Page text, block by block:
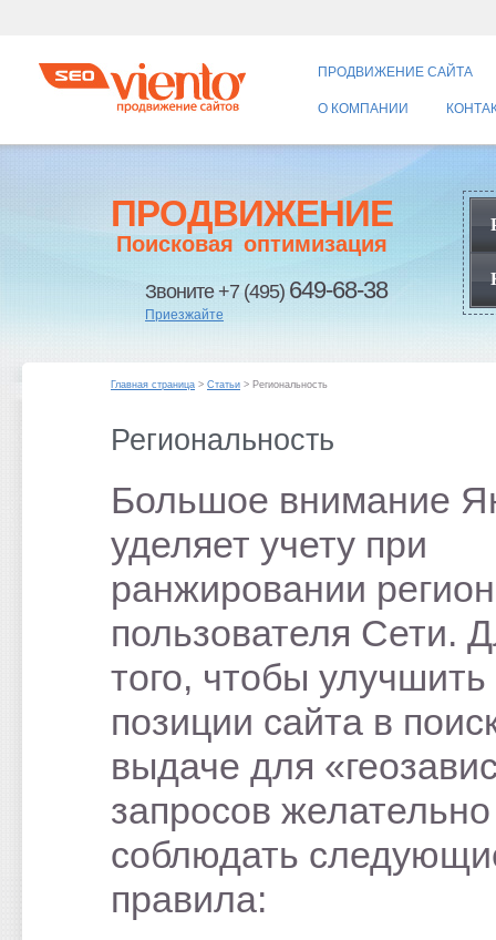
ПРОДВИЖЕНИЕ САЙТА
О КОМПАНИИ
ПРОДВИЖЕНИЕ
Поисковая оптимизация
Звоните +7 (495) 649-68-38
Приезжайте
Главная страница > Статьи > Региональность
Региональность
Большое внимание
уделяет учету при
ранжировании
пользователя Сети.
того, чтобы улучшить
позиции сайта в
выдаче для
запросов желательно
соблюдать
правила: